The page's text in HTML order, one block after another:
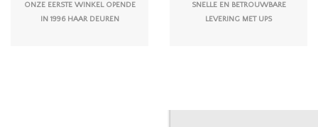
ONZE EERSTE WINKEL OPENDE
IN 1996 HAAR DEUREN
SNELLE EN BETROUWBARE
LEVERING MET UPS